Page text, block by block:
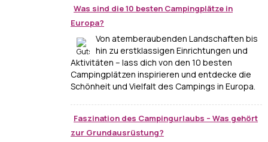
Was sind die 10 besten Campingplätze in
Europa?
Von atemberaubenden Landschaften bis
hin zu erstklassigen Einrichtungen und
Aktivitäten – lass dich von den 10 besten
Campingplätzen inspirieren und entdecke die
Schönheit und Vielfalt des Campings in Europa.
Faszination des Campingurlaubs – Was gehört
zur Grundausrüstung?